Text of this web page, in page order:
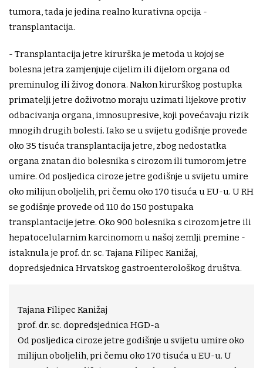
tumora, tada je jedina realno kurativna opcija -
transplantacija.
- Transplantacija jetre kirurška je metoda u kojoj se
bolesna jetra zamjenjuje cijelim ili dijelom organa od
preminulog ili živog donora. Nakon kirurškog postupka
primatelji jetre doživotno moraju uzimati lijekove protiv
odbacivanja organa, imnosupresive, koji povećavaju rizik
mnogih drugih bolesti. Iako se u svijetu godišnje provede
oko 35 tisuća transplantacija jetre, zbog nedostatka
organa znatan dio bolesnika s cirozom ili tumorom jetre
umire. Od posljedica ciroze jetre godišnje u svijetu umire
oko milijun oboljelih, pri čemu oko 170 tisuća u EU-u. U RH
se godišnje provede od 110 do 150 postupaka
transplantacije jetre. Oko 900 bolesnika s cirozom jetre ili
hepatocelularnim karcinomom u našoj zemlji premine -
istaknula je prof. dr. sc. Tajana Filipec Kanižaj,
dopredsjednica Hrvatskog gastroenterološkog društva.
Tajana Filipec Kanižaj
prof. dr. sc. dopredsjednica HGD-a
Od posljedica ciroze jetre godišnje u svijetu umire oko
milijun oboljelih, pri čemu oko 170 tisuća u EU-u. U